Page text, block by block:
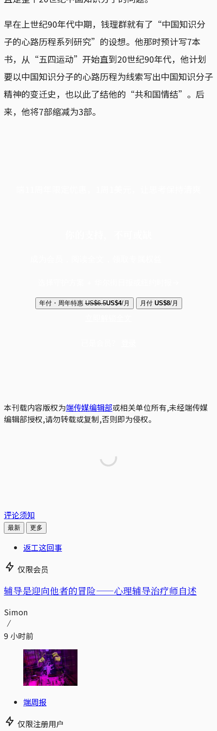
早在上世纪90年代中期，钱理群就有了“中国知识分
子的心路历程系列研究”的设想。他那时预计写7本
书，从“五四运动”开始直到20世纪90年代，他计划
要以中国知识分子的心路历程为线索写出中国知识分子
精神的变迁史，也以此了结他的“共和国情结”。后
来，他将7部缩减为3部。
年付・周年特惠 US$6.5US$4/月 月付 US$8/月
本刊载内容版权为端传媒编辑部或相关单位所有,未经端传媒
编辑部授权,请勿转载或复制,否则即为侵权。
评论须知
最新 更多
返工这回事
仅限会员
辅导是迎向他者的冒险——心理辅导治疗师自述
Simon
9 小时前
端周报
仅限注册用户